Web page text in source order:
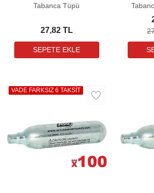
Tabanca Tüpü
27,82 TL
VADE FARKSIZ 6 TAKSİT